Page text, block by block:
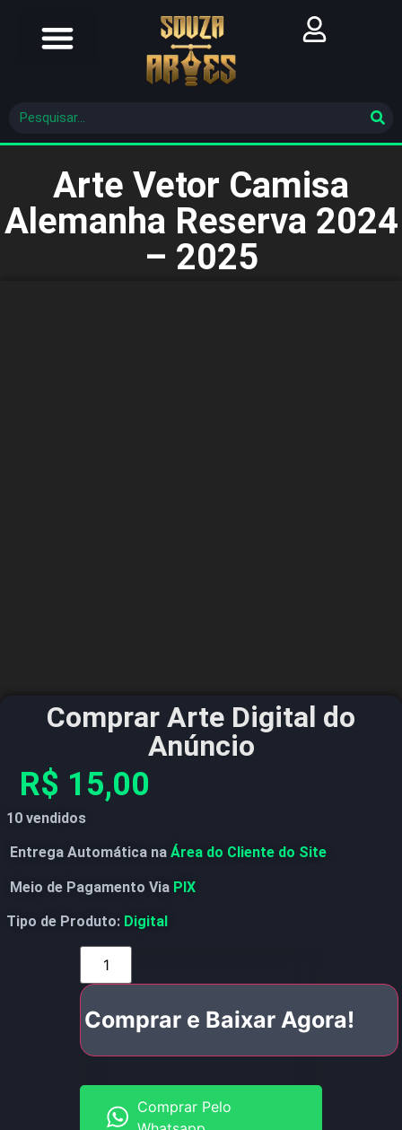
Arte Vetor Camisa
Alemanha Reserva 2024
– 2025
Comprar Arte Digital do
Anúncio
R$ 15,00
10 vendidos
Entrega Automática na Área do Cliente do Site
Meio de Pagamento Via PIX
Tipo de Produto: Digital
Comprar e Baixar Agora!
Comprar Pelo